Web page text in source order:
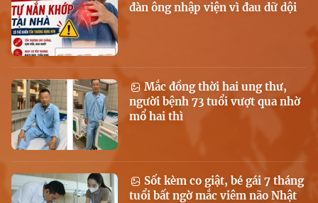
đàn ông nhập viện vì đau dữ dội
Mắc đồng thời hai ung thư,
người bệnh 73 tuổi vượt qua nhờ
mổ hai thì
Sốt kèm co giật, bé gái 7 tháng
tuổi bất ngờ mắc viêm não Nhật